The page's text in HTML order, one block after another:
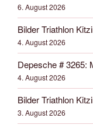
6. August 2026
Bilder Triathlon
4. August 2026
Depesche # 3265:
4. August 2026
Bilder Triathlon
3. August 2026